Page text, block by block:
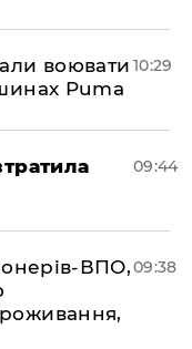
воювати
Puma
10:29
09:44
ВПО,09:38